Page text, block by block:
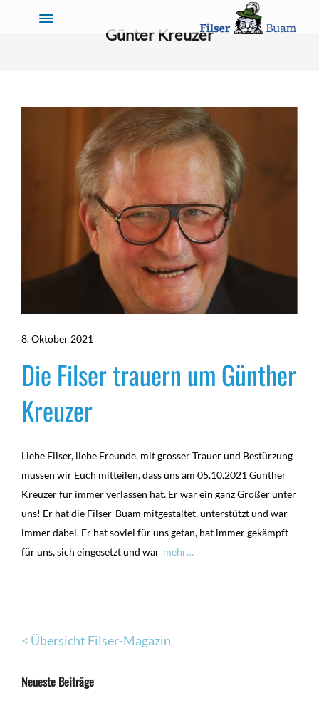
Günter Kreuzer
8. Oktober 2021
Die Filser trauern um Günther
Kreuzer
Liebe Filser, liebe Freunde, mit grosser Trauer und Bestürzung
müssen wir Euch mitteilen, dass uns am 05.10.2021 Günther
Kreuzer für immer verlassen hat. Er war ein ganz Großer unter
uns! Er hat die Filser-Buam mitgestaltet, unterstützt und war
immer dabei. Er hat soviel für uns getan, hat immer gekämpft
für uns, sich eingesetzt und war mehr…
< Übersicht Filser-Magazin
Neueste Beiträge